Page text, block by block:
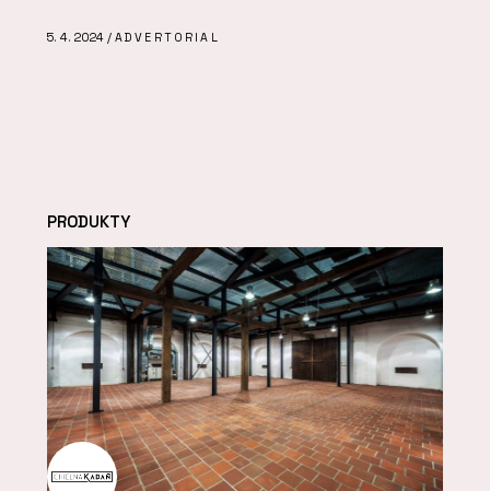
5. 4. 2024 / ADVERTORIAL
PRODUKTY